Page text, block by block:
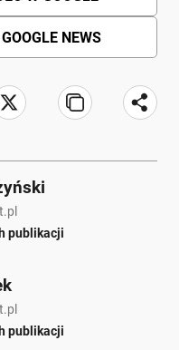
NEWS
publikacji
publikacji